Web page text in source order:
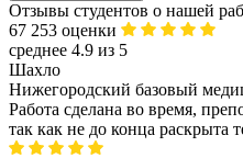
Отзывы студентов о нашей
67 253 оценки
среднее 4.9 из 5
Шахло
Нижегородский базовый
Работа сделана во время,
так как не до конца раскрыта